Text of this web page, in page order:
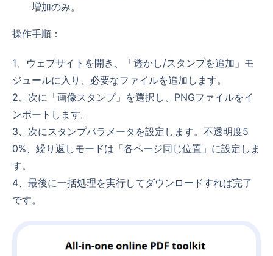
増加のみ。
操作手順：
1、ウェブサイトを開き、「透かし/スタンプを追加」モ
ジュールに入り、必要なファイルを追加します。
2、次に「画像スタンプ」を選択し、PNGファイルをイ
ンポートします。
3、次にスタンプパラメータを設定します。不透明度5
0%、繰り返しモードは「各ページ同じ位置」に設定しま
す。
4、最後に一括処理を実行してダウンロードすれば完了
です。